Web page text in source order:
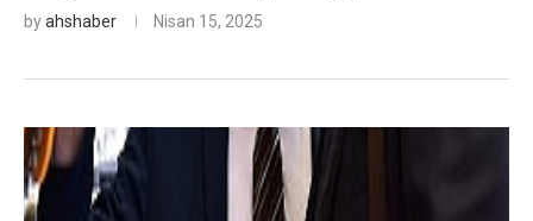
byahshaber Nisan 15, 2025